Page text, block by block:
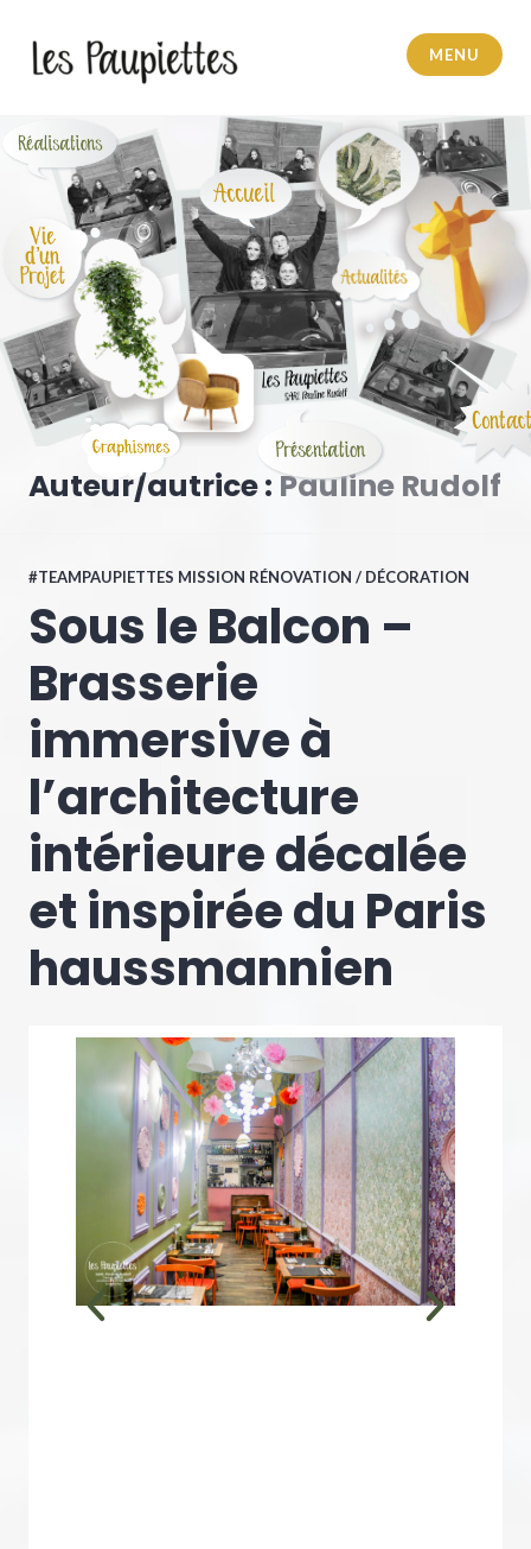
MENU
Auteur/autrice :Pauline Rudolf
#TEAMPAUPIETTES MISSION RÉNOVATION / DÉCORATION
Sous le Balcon –
Brasserie
immersive à
l’architecture
intérieure décalée
et inspirée du Paris
haussmannien